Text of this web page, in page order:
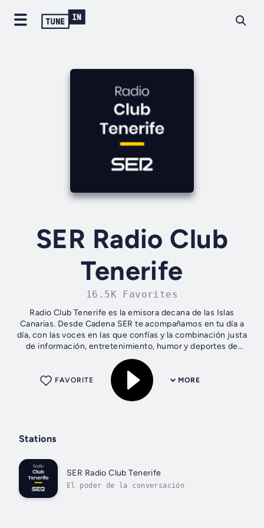
SER Radio Club
Tenerife
16.5K Favorites
Radio Club Tenerife es la emisora decana de las Islas
Canarias. Desde Cadena SER te acompañamos en tu día a
día, con las voces en las que confías y la combinación justa
de información, entretenimiento, humor y deportes de
Tenerife, Canarias, España y...
MORE
FAVORITE
Stations
SER Radio Club Tenerife
El poder de la conversación